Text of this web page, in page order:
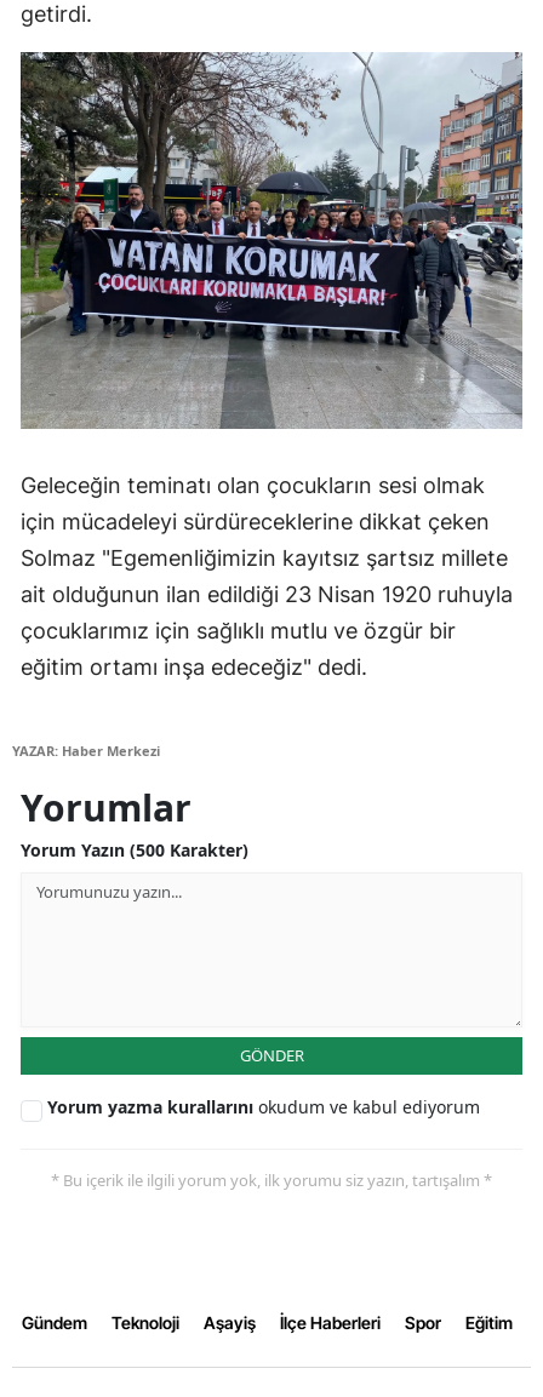
getirdi.
Geleceğin teminatı olan çocukların sesi olmak
için mücadeleyi sürdüreceklerine dikkat çeken
Solmaz "Egemenliğimizin kayıtsız şartsız millete
ait olduğunun ilan edildiği 23 Nisan 1920 ruhuyla
çocuklarımız için sağlıklı mutlu ve özgür bir
eğitim ortamı inşa edeceğiz" dedi.
YAZAR: Haber Merkezi
Yorumlar
Yorum Yazın (500 Karakter)
GÖNDER
Yorum yazma kurallarını okudum ve kabul ediyorum
* Bu içerik ile ilgili yorum yok, ilk yorumu siz yazın, tartışalım *
Gündem Teknoloji Aşayiş İlçe Haberleri Spor Eğitim